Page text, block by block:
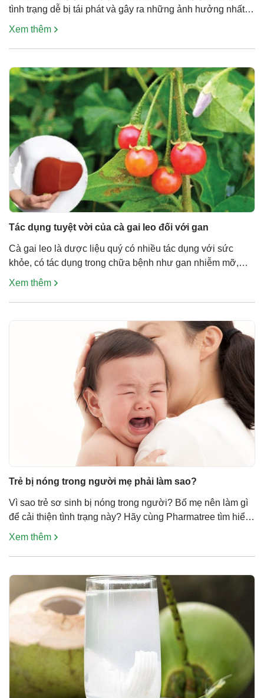
tình trạng dễ bị tái phát và gây ra những ảnh hưởng nhất
định đối với sức khỏe của người bệnh. Thậm chí, có thể
nếu bệnh nhân không được […]
Xem thêm
Tác dụng tuyệt vời của cà gai leo đối với gan
Cà gai leo là dược liệu quý có nhiều tác dụng với sức
khỏe, có tác dụng trong chữa bệnh như gan nhiễm mỡ,
viêm gan virus, xơ gan, giải độc gan và làm mát gan… Đặc
thải độc gan nhanh […]
Xem thêm
Trẻ bị nóng trong người mẹ phải làm sao?
Vì sao trẻ sơ sinh bị nóng trong người? Bố mẹ nên làm gì
để cải thiện tình trạng này? Hãy cùng Pharmatree tìm hiểu
qua bài viết dưới đây nhé! Nguyên nhân trẻ sơ sinh bị
trạng trẻ bị nóng trong, trong […]
Xem thêm